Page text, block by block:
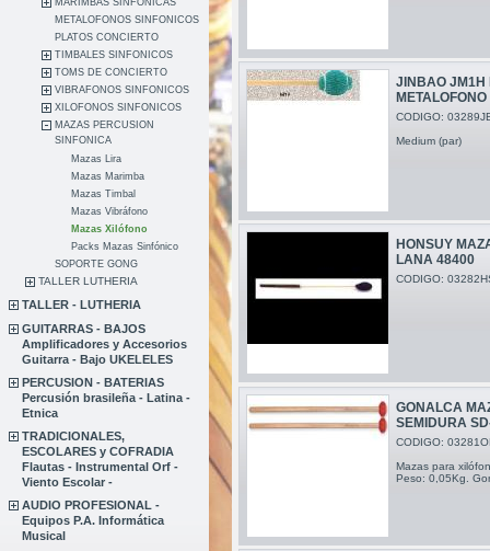
MARIMBAS SINFONICAS
METALOFONOS SINFONICOS
PLATOS CONCIERTO
TIMBALES SINFONICOS
TOMS DE CONCIERTO
VIBRAFONOS SINFONICOS
XILOFONOS SINFONICOS
MAZAS PERCUSION
SINFONICA
Mazas Lira
Mazas Marimba
Mazas Timbal
Mazas Vibráfono
Mazas Xilófono
Packs Mazas Sinfónico
SOPORTE GONG
TALLER LUTHERIA
TALLER - LUTHERIA
GUITARRAS - BAJOS
Amplificadores y Accesorios
Guitarra - Bajo UKELELES
PERCUSION - BATERIAS
Percusión brasileña - Latina -
Etnica
TRADICIONALES,
ESCOLARES y COFRADIA
Flautas - Instrumental Orf -
Viento Escolar -
AUDIO PROFESIONAL -
Equipos P.A. Informática
Musical
JINBAO JM1H
METALOFONO
CODIGO:
Medium (par)
HONSUY
LANA 48400
CODIGO:
GONALCA
SEMIDURA
CODIGO:
Mazas para
Peso: 0,05Kg.